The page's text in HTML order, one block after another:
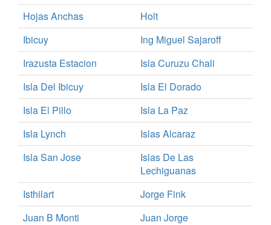
Hojas Anchas
Holt
Ibicuy
Ing Miguel Sajaroff
Irazusta Estacion
Isla Curuzu Chali
Isla Del Ibicuy
Isla El Dorado
Isla El Pillo
Isla La Paz
Isla Lynch
Islas Alcaraz
Isla San Jose
Islas De Las
Lechiguanas
Isthilart
Jorge Fink
Juan B Monti
Juan Jorge